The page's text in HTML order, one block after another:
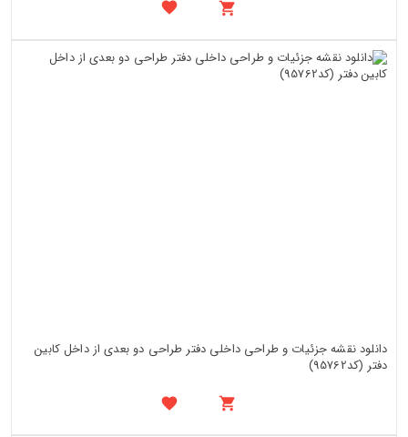
دانلود نقشه جزئیات و طراحی داخلی دفتر طراحی دو بعدی از داخل کابین
دفتر (کد95762)